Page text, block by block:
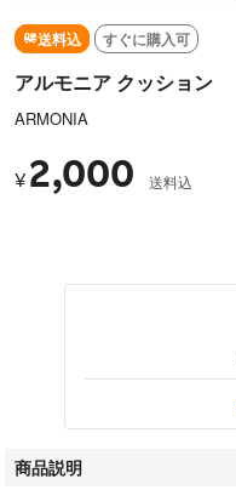
送料込 すぐに購入可
アルモニア クッション
ARMONIA
¥ 2,000 送料込
商品説明